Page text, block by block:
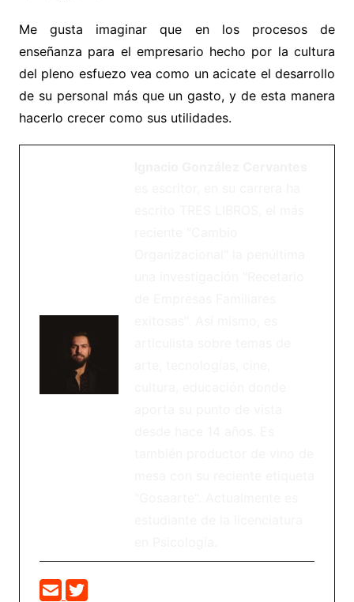
Me gusta imaginar que en los procesos de
enseñanza para el empresario hecho por la cultura
del pleno esfuezo vea como un acicate el desarrollo
de su personal más que un gasto, y de esta manera
hacerlo crecer como sus utilidades.